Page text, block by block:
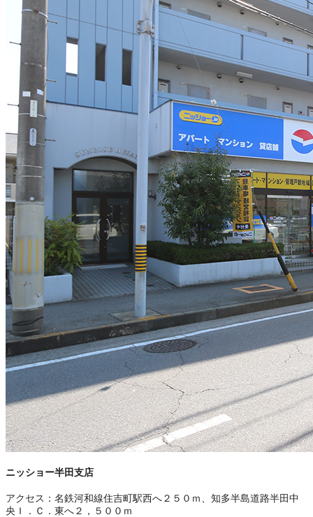
ニッショー半田支店
アクセス： 名鉄河和線住吉町駅西へ２５０ｍ、知多半島道路半田中
央Ｉ．Ｃ．東へ２，５００ｍ